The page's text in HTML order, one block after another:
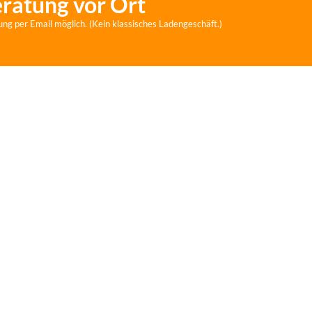
per Email möglich. (Kein klassisches Ladengeschäft.)